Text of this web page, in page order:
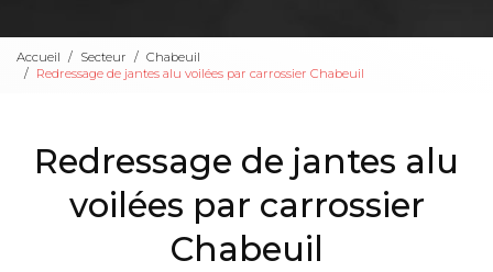
Accueil Secteur
Chabeuil
Redressage de jantes alu voilées par carrossier Chabeuil
Redressage de jantes alu
voilées par carrossier
Chabeuil